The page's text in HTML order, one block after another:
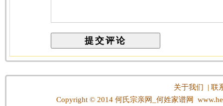
关于我们 |联
Copyright © 2014 何氏宗亲网_何姓家谱网